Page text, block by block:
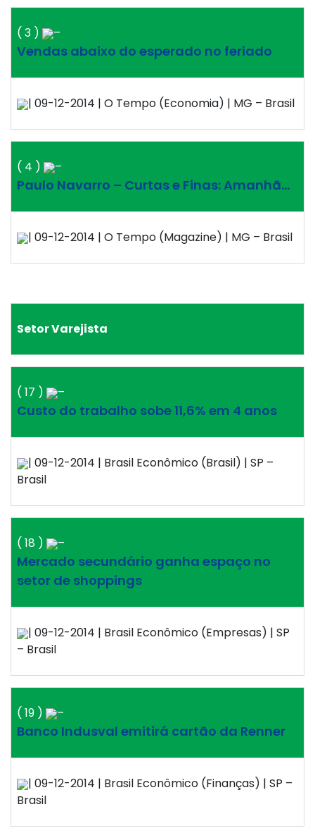
( 3 ) –
Vendas abaixo do esperado no feriado
| 09-12-2014 | O Tempo (Economia) | MG – Brasil
( 4 ) –
Paulo Navarro – Curtas e Finas: Amanhã…
| 09-12-2014 | O Tempo (Magazine) | MG – Brasil
Setor Varejista
( 17 ) –
Custo do trabalho sobe 11,6% em 4 anos
| 09-12-2014 | Brasil Econômico (Brasil) | SP –
Brasil
( 18 ) –
Mercado secundário ganha espaço no
setor de shoppings
| 09-12-2014 | Brasil Econômico (Empresas) | SP
– Brasil
( 19 ) –
Banco Indusval emitirá cartão da Renner
| 09-12-2014 | Brasil Econômico (Finanças) | SP –
Brasil